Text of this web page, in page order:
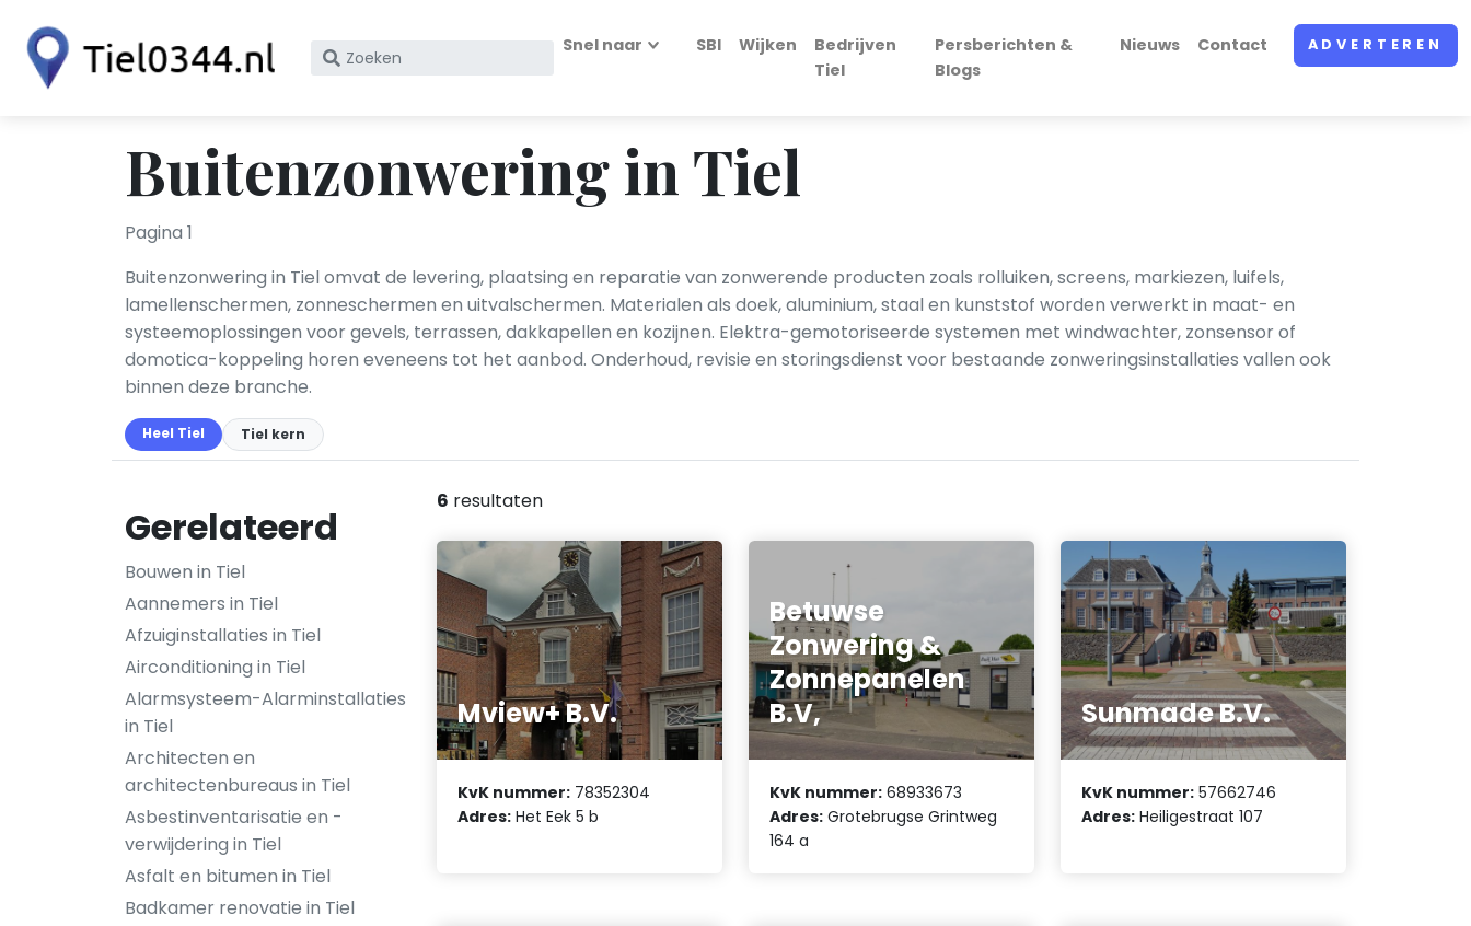
Zoek
KvK
nummer
Snel naar SBI Wijken
Bedrijven
Tiel
Persberichten &
Blogs
Nieuws Contact ADVERTEREN
Buitenzonwering in Tiel
Pagina 1
Buitenzonwering in Tiel omvat de levering, plaatsing en reparatie van zonwerende producten zoals rolluiken, screens, markiezen, luifels,
lamellenschermen, zonneschermen en uitvalschermen. Materialen als doek, aluminium, staal en kunststof worden verwerkt in maat- en
systeemoplossingen voor gevels, terrassen, dakkapellen en kozijnen. Elektra-gemotoriseerde systemen met windwachter, zonsensor of
domotica-koppeling horen eveneens tot het aanbod. Onderhoud, revisie en storingsdienst voor bestaande zonweringsinstallaties vallen ook
binnen deze branche.
Heel Tiel Tiel kern
Gerelateerd
Bouwen in Tiel
Aannemers in Tiel
Afzuiginstallaties in Tiel
Airconditioning in Tiel
Alarmsysteem-Alarminstallaties
in Tiel
Architecten en
architectenbureaus in Tiel
Asbestinventarisatie en -
verwijdering in Tiel
Asfalt en bitumen in Tiel
Badkamer renovatie in Tiel
6 resultaten
Mview+ B.V.
KvK nummer: 78352304
Adres: Het Eek 5 b
Betuwse
Zonwering &
Zonnepanelen
B.V,
KvK nummer: 68933673
Adres: Grotebrugse Grintweg
164 a
Sunmade B.V.
KvK nummer: 57662746
Adres: Heiligestraat 107